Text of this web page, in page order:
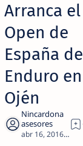
Arranca el
Open de
España de
Enduro en
Ojén